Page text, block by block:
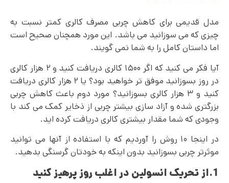
مدل قدیمی برای کاهش چربی مصرف کالری کمتر نسبت به
چیزی که می‌ سوزانید می باشد. این مورد همچنان صحیح است
اما داستان کامل را به شما نمی گویند.
آیا فکر می کنید که اگر ۱۵۰۰ کالری دریافت کنید و ۲ هزار کالری
در روز بسوزانید موفق‌ تر خواهید بود؟ یا ۲ هزار کالری دریافت
کنید و ۳ هزار کالری بسوزانید؟ مورد دوم باعث کاهش چربی
بزرگتری شده و آزاد‌ سازی بیشتر چربی از ذخایر کمک می کند با
وجودی که شما مقدار بیشتری کالری دریافت کرده اید.
در اینجا ۱۰ روش را آوردیم که با استفاده از آنها می توانید
موثرتر چربی بسوزانید بدون اینکه به خودتان گرسنگی بدهید.
1.از تحریک انسولین در اغلب روز پرهیز کنید